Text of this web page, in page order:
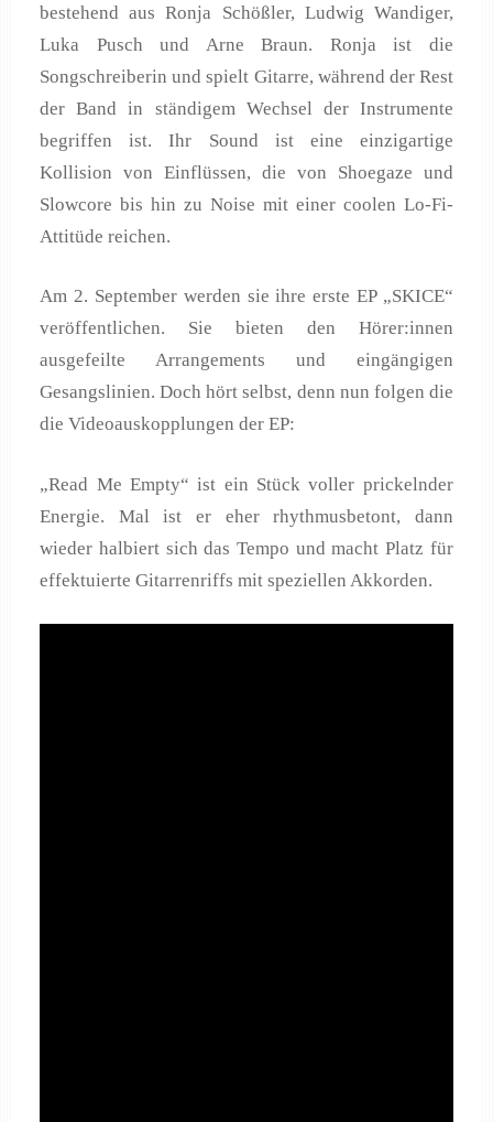
bestehend aus Ronja Schößler, Ludwig Wandiger,
Luka Pusch und Arne Braun. Ronja ist die
Songschreiberin und spielt Gitarre, während der Rest
der Band in ständigem Wechsel der Instrumente
begriffen ist. Ihr Sound ist eine einzigartige
Kollision von Einflüssen, die von Shoegaze und
Slowcore bis hin zu Noise mit einer coolen Lo-Fi-
Attitüde reichen.
Am 2. September werden sie ihre erste EP „SKICE“
veröffentlichen. Sie bieten den Hörer:innen
ausgefeilte Arrangements und eingängigen
Gesangslinien. Doch hört selbst, denn nun folgen die
die Videoauskopplungen der EP:
„Read Me Empty“ ist ein Stück voller prickelnder
Energie. Mal ist er eher rhythmusbetont, dann
wieder halbiert sich das Tempo und macht Platz für
effektuierte Gitarrenriffs mit speziellen Akkorden.